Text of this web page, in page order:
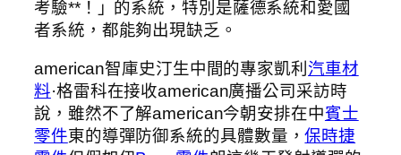
考驗**！」的系統，特別是薩德系統和愛國
者系統，都能夠出現缺乏。
american智庫史汀生中間的專家凱利 汽車材
料·格雷科在接收american廣播公司采訪時
說，雖然不了解american今朝安排在中賓士
零件東的導彈防御系統的具體數量，保時捷